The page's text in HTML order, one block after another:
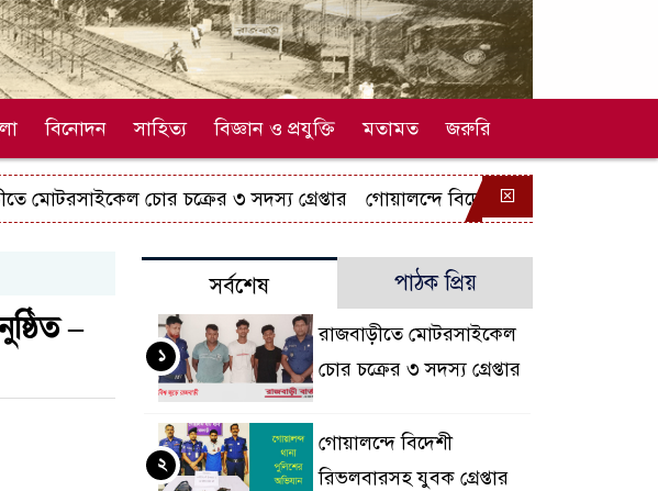
বিনোদন সাহিত্য বিজ্ঞান ও প্রযুক্তি মতামত জরুরি
মোটরসাইকেল চোর চক্রের ৩ সদস্য গ্রেপ্তার গোয়ালন্দে বিদেশী রিভলবারসহ যুবক
–
সর্বশেষ পাঠক প্রিয়
রাজবাড়ীতে মোটরসাইকেল
চোর চক্রের ৩ সদস্য গ্রেপ্তার
১
গোয়ালন্দে বিদেশী
রিভলবারসহ যুবক গ্রেপ্তার
২